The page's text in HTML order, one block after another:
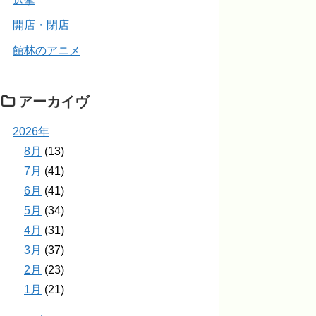
開店・閉店
館林のアニメ
アーカイヴ
2026年
8月 (13)
7月 (41)
6月 (41)
5月 (34)
4月 (31)
3月 (37)
2月 (23)
1月 (21)